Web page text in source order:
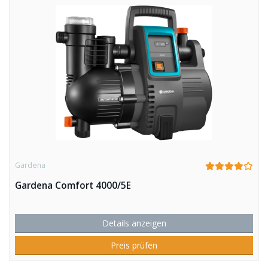
Gardena
Gardena Comfort 4000/5E
Details anzeigen
Preis prüfen